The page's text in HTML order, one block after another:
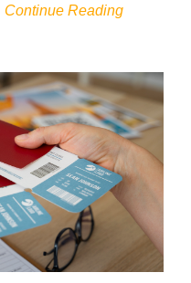
Continue Reading